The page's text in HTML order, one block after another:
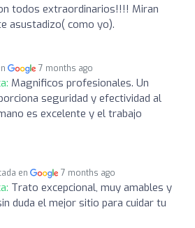
todos extraordinarios!!!! Miran
asustadizo( como yo).
7 months ago
Magnificos profesionales. Un
seguridad y efectividad al
es excelente y el trabajo
en 7 months ago
Trato excepcional, muy amables y
duda el mejor sitio para cuidar tu